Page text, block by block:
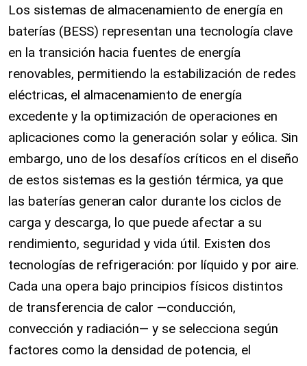
Los sistemas de almacenamiento de energía en
baterías (BESS) representan una tecnología clave
en la transición hacia fuentes de energía
renovables, permitiendo la estabilización de redes
eléctricas, el almacenamiento de energía
excedente y la optimización de operaciones en
aplicaciones como la generación solar y eólica. Sin
embargo, uno de los desafíos críticos en el diseño
de estos sistemas es la gestión térmica, ya que
las baterías generan calor durante los ciclos de
carga y descarga, lo que puede afectar a su
rendimiento, seguridad y vida útil. Existen dos
tecnologías de refrigeración: por líquido y por aire.
Cada una opera bajo principios físicos distintos
de transferencia de calor —conducción,
convección y radiación— y se selecciona según
factores como la densidad de potencia, el